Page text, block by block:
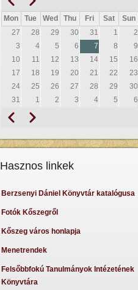
Mon Tue Wed Thu Fri Sat
Sun
27
28 29 30 31 1
2
3
4 5 6 7 8
9
10
11 12 13 14 15
16
17
18 19 20 21 22
23
24
25 26 27 28 29
30
31
1 2 3 4 5 6
Pagination
PrethodnaSljedeći
Hasznos linkek
Berzsenyi Dániel Könyvtár katalógusa
Fotók Kőszegről
Kőszeg város honlapja
Menetrendek
Felsőbbfokú Tanulmányok Intézetének
Könyvtára